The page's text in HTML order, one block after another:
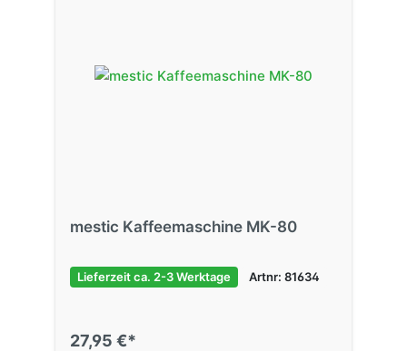
mestic Kaffeemaschine MK-80
Lieferzeit ca. 2-3 Werktage Artnr: 81634
27,95 €*